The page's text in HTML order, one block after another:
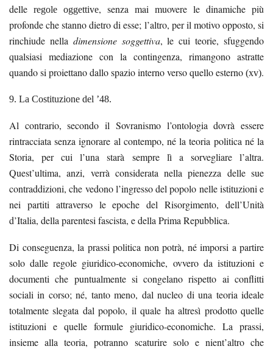
delle regole oggettive, senza mai muovere le dinamiche più
profonde che stanno dietro di esse; l’altro, per il motivo opposto, si
rinchiude nella dimensione soggettiva, le cui teorie, sfuggendo
qualsiasi mediazione con la contingenza, rimangono astratte
quando si proiettano dallo spazio interno verso quello esterno (xv).
9. La Costituzione del ’48.
Al contrario, secondo il Sovranismo l’ontologia dovrà essere
rintracciata senza ignorare al contempo, né la teoria politica né la
Storia, per cui l’una starà sempre lì a sorvegliare l’altra.
Quest’ultima, anzi, verrà considerata nella pienezza delle sue
contraddizioni, che vedono l’ingresso del popolo nelle istituzioni e
nei partiti attraverso le epoche del Risorgimento, dell’Unità
d’Italia, della parentesi fascista, e della Prima Repubblica.
Di conseguenza, la prassi politica non potrà, né imporsi a partire
solo dalle regole giuridico-economiche, ovvero da istituzioni e
documenti che puntualmente si congelano rispetto ai conflitti
sociali in corso; né, tanto meno, dal nucleo di una teoria ideale
totalmente slegata dal popolo, il quale ha altresì prodotto quelle
istituzioni e quelle formule giuridico-economiche. La prassi,
insieme alla teoria, potranno scaturire solo e nient’altro che